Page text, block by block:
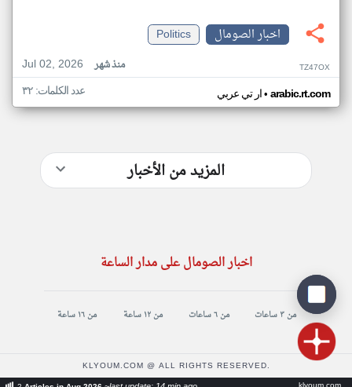
اخبار الصومال
Politics
Jul 02, 2026
منذ شهر TZ47OX
ار تي عربي• arabic.rt.com عدد الكلمات: ٣٢
المزيد من الأخبار
اخبار الصومال على مدار الساعة
من ٣ ساعات من ٦ ساعات من ١٢ ساعة من ١٦ ساعة
KLYOUM.COM @ ALL RIGHTS RESERVED.